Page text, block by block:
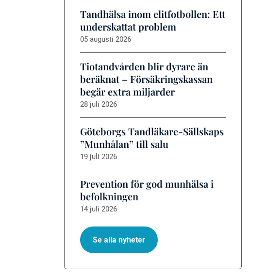
Tandhälsa inom elitfotbollen: Ett
underskattat problem
05 augusti 2026
Tiotandvården blir dyrare än
beräknat – Försäkringskassan
begär extra miljarder
28 juli 2026
Göteborgs Tandläkare-Sällskaps
”Munhålan” till salu
19 juli 2026
Prevention för god munhälsa i
befolkningen
14 juli 2026
Se alla nyheter